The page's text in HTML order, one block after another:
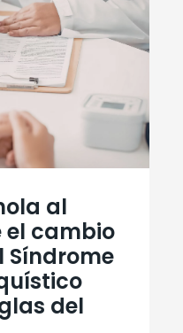
al
el cambio
Síndrome
del